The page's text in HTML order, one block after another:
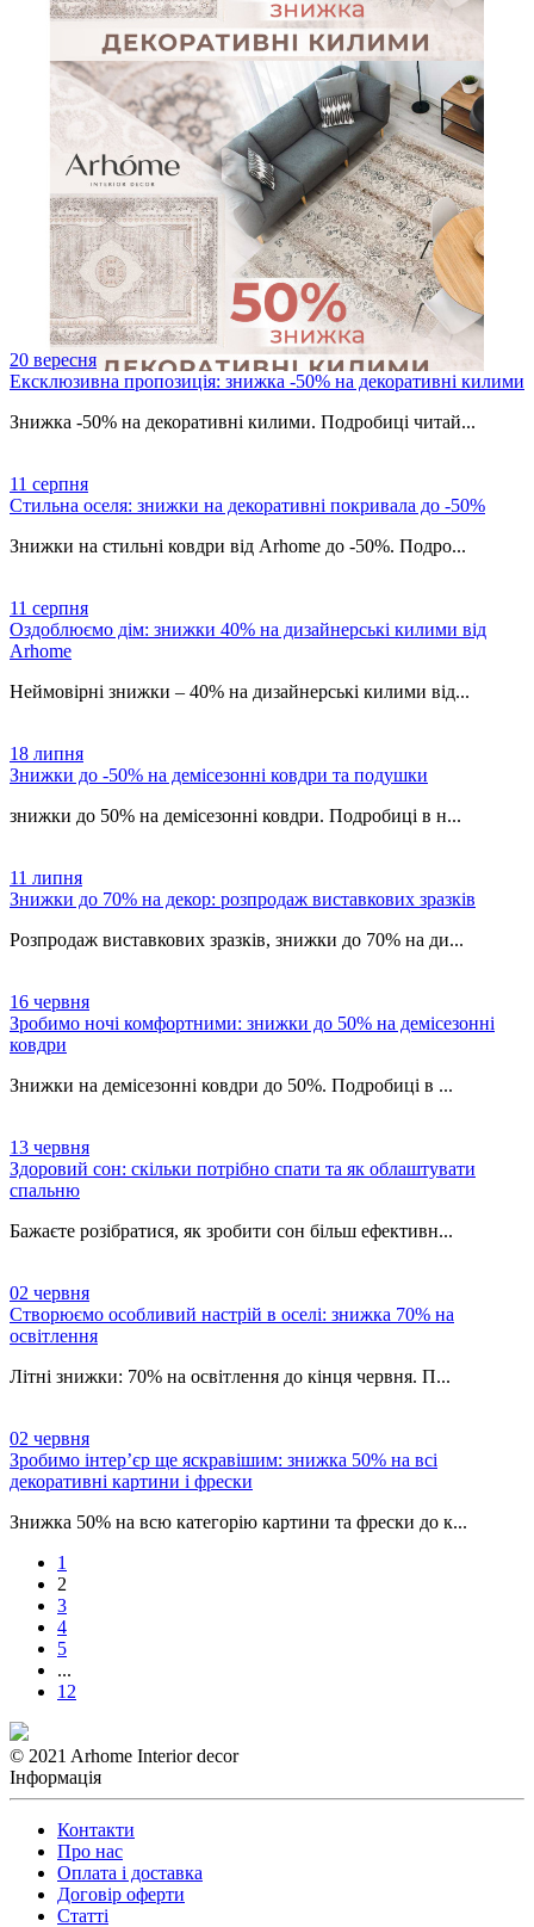
20 вересня
Ексклюзивна пропозиція: знижка -50% на декоративні килими
Знижка -50% на декоративні килими. Подробиці читай...
11 серпня
Стильна оселя: знижки на декоративні покривала до -50%
Знижки на стильні ковдри від Arhome до -50%. Подро...
11 серпня
Оздоблюємо дім: знижки 40% на дизайнерські килими від
Arhome
Неймовірні знижки – 40% на дизайнерські килими від...
18 липня
Знижки до -50% на демісезонні ковдри та подушки
знижки до 50% на демісезонні ковдри. Подробиці в н...
11 липня
Знижки до 70% на декор: розпродаж виставкових зразків
Розпродаж виставкових зразків, знижки до 70% на ди...
16 червня
Зробимо ночі комфортними: знижки до 50% на демісезонні
ковдри
Знижки на демісезонні ковдри до 50%. Подробиці в ...
13 червня
Здоровий сон: скільки потрібно спати та як облаштувати
спальню
Бажаєте розібратися, як зробити сон більш ефективн...
02 червня
Створюємо особливий настрій в оселі: знижка 70% на
освітлення
Літні знижки: 70% на освітлення до кінця червня. П...
02 червня
Зробимо інтер’єр ще яскравішим: знижка 50% на всі
декоративні картини і фрески
Знижка 50% на всю категорію картини та фрески до к...
1
2
3
4
5
...
12
© 2021 Arhome Interior decor
Інформація
Контакти
Про нас
Оплата і доставка
Договір оферти
Статті